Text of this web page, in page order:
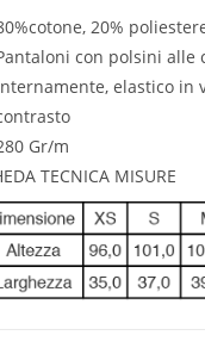
20%
con polsini alle
elastico in
Gr/m
TECNICA MISURE